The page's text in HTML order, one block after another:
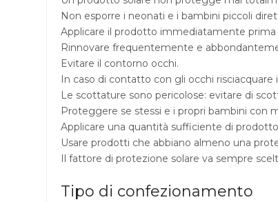
Non esporre i neonati e i bambini piccoli
Applicare il prodotto immediatamente prima
Rinnovare frequentemente e
Evitare il contorno occhi.
In caso di contatto con gli occhi
Le scottature sono pericolose: evitare di
Proteggere se stessi e i propri bambini con
Applicare una quantità sufficiente di
Usare prodotti che abbiano almeno una
Il fattore di protezione solare va sempre
Tipo di confezionamento